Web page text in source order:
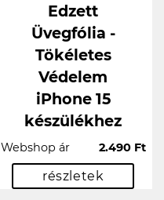
Edzett
Üvegfólia -
Tökéletes
Védelem
iPhone 15
készülékhez
Webshop ár 2.490 Ft
részletek